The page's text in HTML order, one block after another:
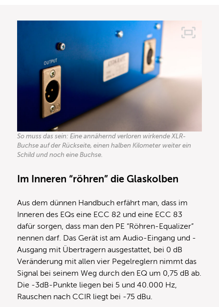
So muss das sein: Eine annähernd verloren wirkende XLR-
Buchse auf der Rückseite, einen halben Kilometer weiter ein
Schild und noch eine Buchse.
Im Inneren “röhren” die Glaskolben
Aus dem dünnen Handbuch erfährt man, dass im
Inneren des EQs eine ECC 82 und eine ECC 83
dafür sorgen, dass man den PE “Röhren-Equalizer”
nennen darf. Das Gerät ist am Audio-Eingang und -
Ausgang mit Übertragern ausgestattet, bei 0 dB
Veränderung mit allen vier Pegelreglern nimmt das
Signal bei seinem Weg durch den EQ um 0,75 dB ab.
Die -3dB-Punkte liegen bei 5 und 40.000 Hz,
Rauschen nach CCIR liegt bei -75 dBu.